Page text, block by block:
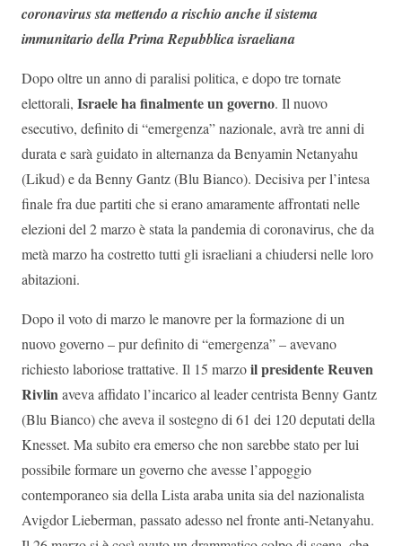
coronavirus sta mettendo a rischio anche il sistema
immunitario della Prima Repubblica israeliana
Dopo oltre un anno di paralisi politica, e dopo tre tornate
elettorali, Israele ha finalmente un governo. Il nuovo
esecutivo, definito di “emergenza” nazionale, avrà tre anni di
durata e sarà guidato in alternanza da Benyamin Netanyahu
(Likud) e da Benny Gantz (Blu Bianco). Decisiva per l’intesa
finale fra due partiti che si erano amaramente affrontati nelle
elezioni del 2 marzo è stata la pandemia di coronavirus, che da
metà marzo ha costretto tutti gli israeliani a chiudersi nelle loro
abitazioni.
Dopo il voto di marzo le manovre per la formazione di un
nuovo governo – pur definito di “emergenza” – avevano
richiesto laboriose trattative. Il 15 marzoil presidente Reuven
Rivlinaveva affidato l’incarico al leader centrista Benny Gantz
(Blu Bianco) che aveva il sostegno di 61 dei 120 deputati della
Knesset. Ma subito era emerso che non sarebbe stato per lui
possibile formare un governo che avesse l’appoggio
contemporaneo sia della Lista araba unita sia del nazionalista
Avigdor Lieberman, passato adesso nel fronte anti-Netanyahu.